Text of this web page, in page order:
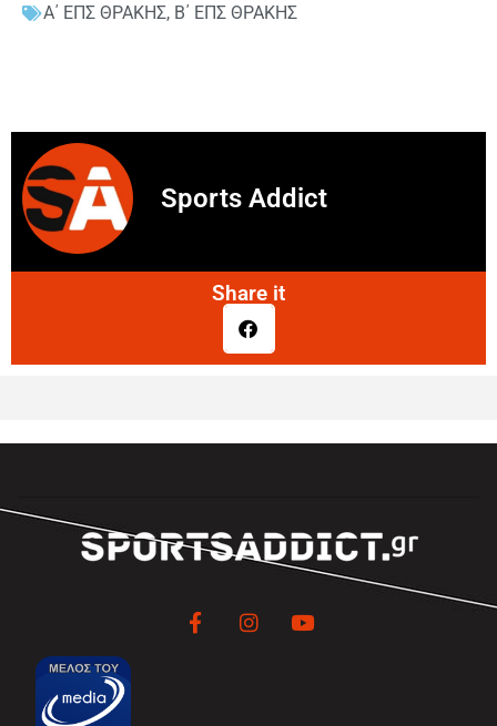
Α΄ ΕΠΣ ΘΡΑΚΗΣ, Β΄ ΕΠΣ ΘΡΑΚΗΣ
Sports Addict
Share it